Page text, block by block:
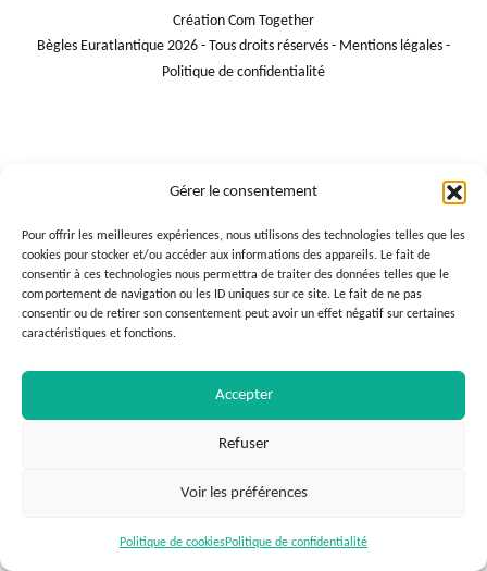
Gérer le consentement
Pour offrir les meilleures expériences, nous utilisons des technologies telles que les
cookies pour stocker et/ou accéder aux informations des appareils. Le fait de
consentir à ces technologies nous permettra de traiter des données telles que le
comportement de navigation ou les ID uniques sur ce site. Le fait de ne pas
consentir ou de retirer son consentement peut avoir un effet négatif sur certaines
caractéristiques et fonctions.
Accepter
Refuser
Voir les préférences
Politique de cookiesPolitique de confidentialité
Création Com Together
Bègles Euratlantique 2026 - Tous droits réservés - Mentions légales -
Politique de confidentialité